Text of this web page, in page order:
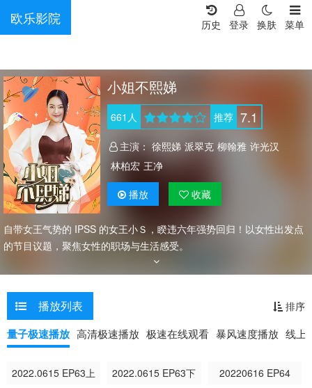
欧乐影院 菜单
换肤
登录
历史
小姐不熙娣
661 人 推荐 7.1
主演： 徐熙娣 派翠克 柳翰雅 许光汉
林柏宏 王净
播放 收藏
自带女王气势的 IPSS 的女王小Ｓ，睽违六年强势回归！以女性出发点
的节目议题，聚焦女性的职场与生活感受。
播放列表 排序
量子极速播放 高清极速播放 极速在线观看 暴风速度播放 线上
2022.0615 EP63上 2022.0615 EP63下 20220616 EP64